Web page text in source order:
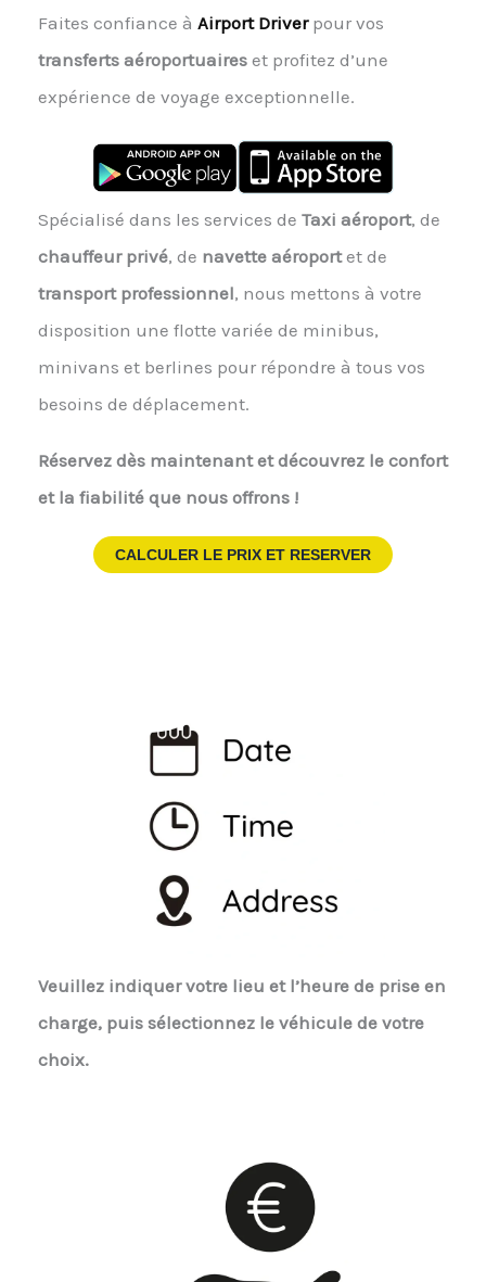
Faites confiance à Airport Driver pour vos
transferts aéroportuaireset profitez d’une
expérience de voyage exceptionnelle.
Spécialisé dans les services de Taxi aéroport, de
chauffeur privé, de navette aéroportet de
transport professionnel, nous mettons à votre
disposition une flotte variée de minibus,
minivans et berlines pour répondre à tous vos
besoins de déplacement.
Réservez dès maintenant et découvrez le confort
et la fiabilité que nous offrons !
CALCULER LE PRIX ET RESERVER
Veuillez indiquer votre lieu et l’heure de prise en
charge, puis sélectionnez le véhicule de votre
choix.